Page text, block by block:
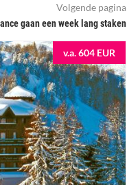
Volgende pagina
gaan een week lang staken
v.a. 604 EUR